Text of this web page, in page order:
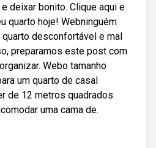
deixar bonito. Clique aqui e
quarto hoje! Webninguém
desconfortável e mal
preparamos este post com
Webo tamanho
um quarto de casal
de 12 metros quadrados.
uma cama de.